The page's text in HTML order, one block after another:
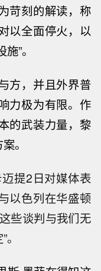
苛刻的解读，称
以全面停火，以
”。
方，并且外界普
力极为有限。作
的武装力量，黎
。
提2日对媒体表
以色列在华盛顿
些谈判与我们无